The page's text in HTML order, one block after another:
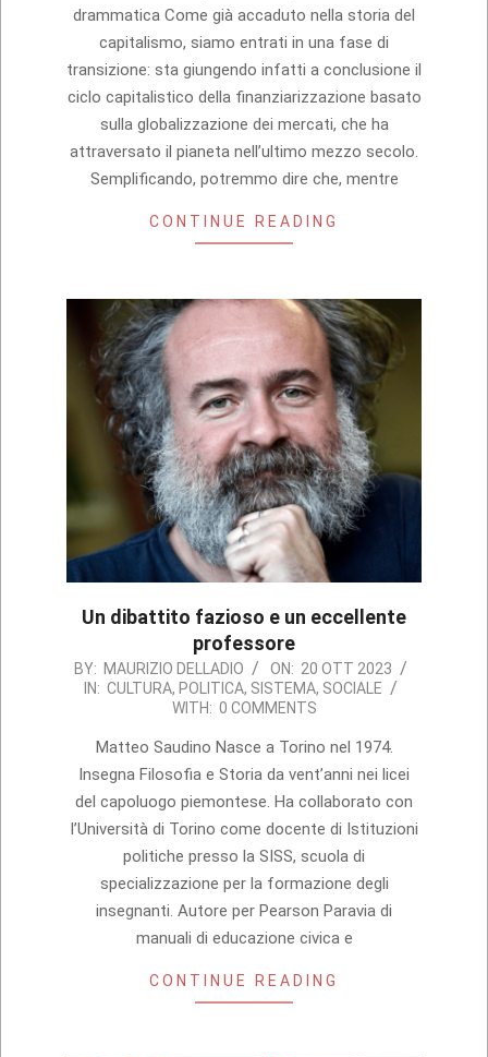
drammatica Come già accaduto nella storia del
capitalismo, siamo entrati in una fase di
transizione: sta giungendo infatti a conclusione il
ciclo capitalistico della finanziarizzazione basato
sulla globalizzazione dei mercati, che ha
attraversato il pianeta nell’ultimo mezzo secolo.
Semplificando, potremmo dire che, mentre
CONTINUE READING
Un dibattito fazioso e un eccellente
professore
2023-
10-
BY: MAURIZIO DELLADIO ON: 20 OTT 2023
IN: CULTURA, POLITICA, SISTEMA, SOCIALE
WITH: 0 COMMENTS
Matteo Saudino Nasce a Torino nel 1974.
Insegna Filosofia e Storia da vent’anni nei licei
del capoluogo piemontese. Ha collaborato con
l’Università di Torino come docente di Istituzioni
politiche presso la SISS, scuola di
specializzazione per la formazione degli
insegnanti. Autore per Pearson Paravia di
manuali di educazione civica e
CONTINUE READING